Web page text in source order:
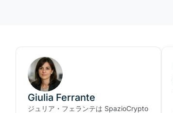
Giulia Ferrante
ジュリア・フェランテは SpazioCrypto